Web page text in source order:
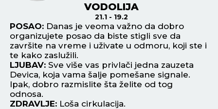
VODOLIJA
21.1 - 19.2
POSAO: Danas je veoma važno da dobro
organizujete posao da biste stigli sve da
završite na vreme i uživate u odmoru, koji ste i
te kako zaslužili.
LJUBAV: Sve više vas privlači jedna zauzeta
Devica, koja vama šalje pomešane signale.
Ipak, dobro razmislite šta želite od tog
odnosa.
ZDRAVLJE: Loša cirkulacija.